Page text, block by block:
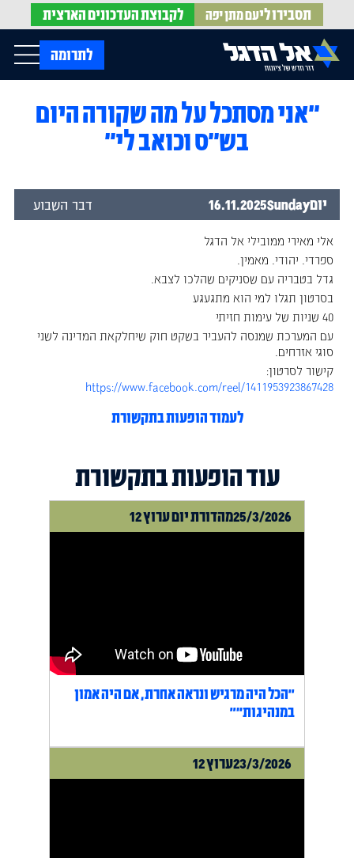
תסבירו ליעם מתן יפה לקבוצתהעדכונים הארצית
בית
חוק אל הדגל
חמ"ל הגיוס
EN
לתרומה Menu
"אני מסתכל על מה שקורה היום
בש"ס וכואב לי"
יוםSunday
16.11.2025 דבר השבוע
אלי מאירי ממובילי אל הדגל
ספרדי. יהודי. מאמין.
גדל בטבריה עם שסניקים שהלכו לצבא.
בסרטון תגלו למי הוא מתגעגע
40 שניות של עימות חזיתי
עם המערכת שמנסה להעביר בשקט חוק שיחלקאת המדינה לשני
סוגי אזרחים.
קישור לסרטון:
https://www.facebook.com/reel/1411953923867428
לעמוד הופעות בתקשורת
עוד הופעות בתקשורת
25/3/2026מהדורת יום ערוץ 12
"הכל היה מרגיש ונראה אחרת, אם היה אמון
במנהיגות״"
23/3/2026ערוץ 12